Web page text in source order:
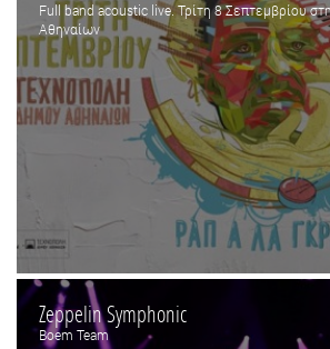
Full band acoustic live. Τρίτη 8 Σεπτεμβρίου
Αθηναίων
Zeppelin Symphonic
Boem Team